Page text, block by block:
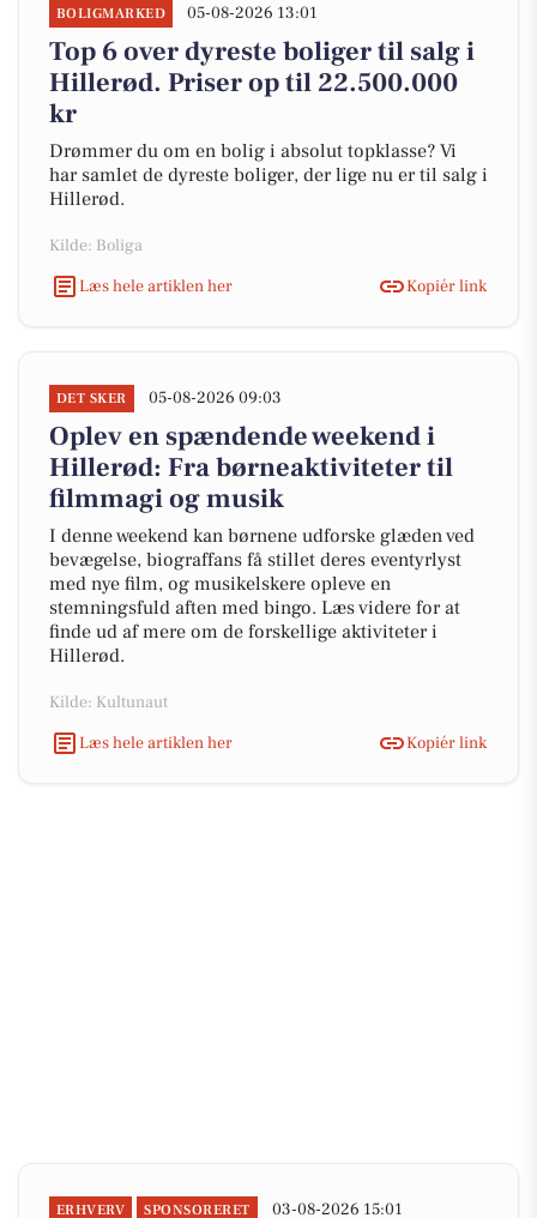
BOLIGMARKED 05-08-2026 13:01
Top 6 over dyreste boliger til salg i
Hillerød. Priser op til 22.500.000
kr
Drømmer du om en bolig i absolut topklasse? Vi
har samlet de dyreste boliger, der lige nu er til salg i
Hillerød.
Kilde: Boliga
Læs hele artiklen her
Kopiér link
DET SKER 05-08-2026 09:03
Oplev en spændende weekend i
Hillerød: Fra børneaktiviteter til
filmmagi og musik
I denne weekend kan børnene udforske glæden ved
bevægelse, biograffans få stillet deres eventyrlyst
med nye film, og musikelskere opleve en
stemningsfuld aften med bingo. Læs videre for at
finde ud af mere om de forskellige aktiviteter i
Hillerød.
Kilde: Kultunaut
Læs hele artiklen her
Kopiér link
ERHVERV SPONSORERET 03-08-2026 15:01